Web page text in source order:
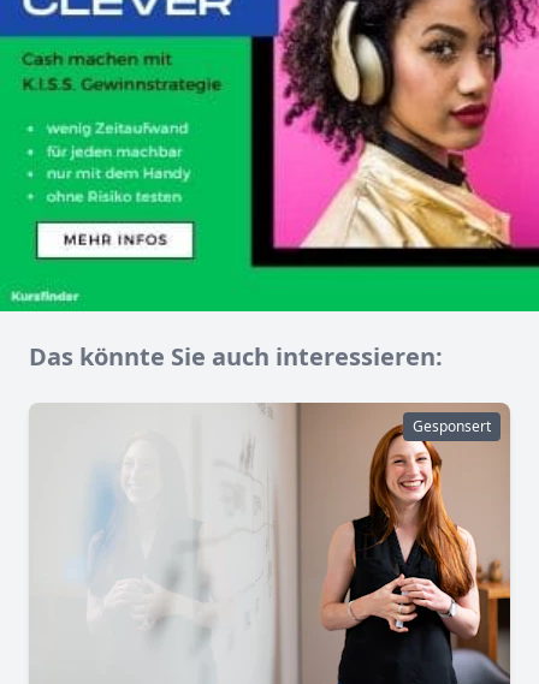
Das könnte Sie auch interessieren:
Gesponsert